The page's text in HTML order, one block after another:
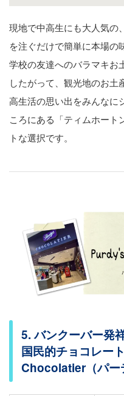
現地で中高生にも大人気の
を注ぐだけで簡単に本場の
学校の友達へのバラマキお
したがって、観光地のお土
高生活の思い出をみんなに
ころにある「ティムホート
トな選択です。
5. バンクーバー発
国民的チョコレー
Chocolatier（パー